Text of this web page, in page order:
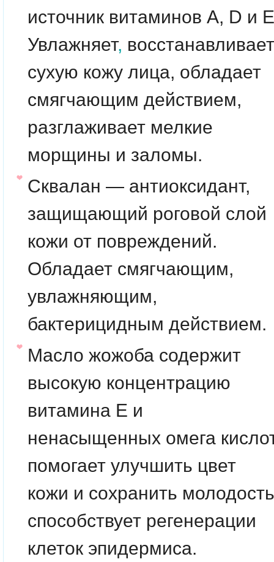
источник витаминов A, D и
Увлажняет, восстанавливает
сухую кожу лица, обладает
смягчающим действием,
разглаживает мелкие
морщины и заломы.
Сквалан — антиоксидант,
защищающий роговой слой
кожи от повреждений.
Обладает смягчающим,
увлажняющим,
бактерицидным действием.
Масло жожоба содержит
высокую концентрацию
витамина Е и
ненасыщенных омега
помогает улучшить цвет
кожи и сохранить
способствует регенерации
клеток эпидермиса.